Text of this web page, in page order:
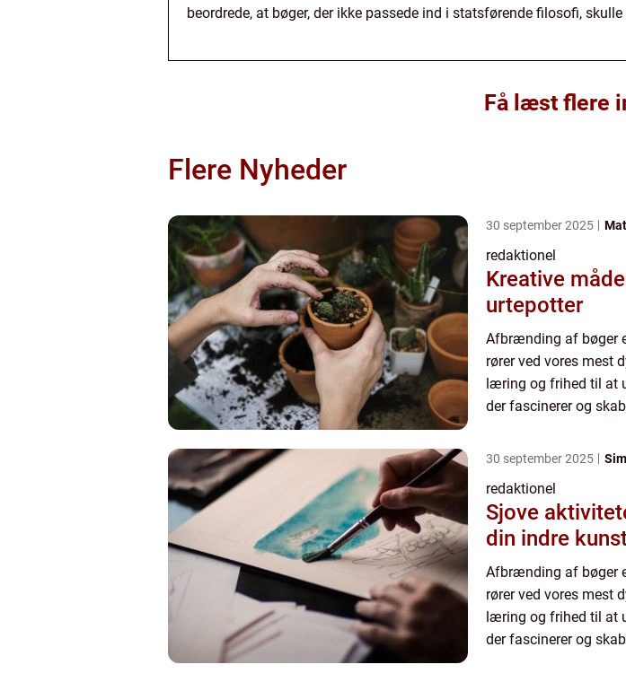
beordrede, at bøger, der ikke passede ind i statsførende filosofi,
Få læst flere
Flere Nyheder
30 september 2025
redaktionel
Kreative
urtepotter
Afbrænding af bøger
rører ved vores mest
læring og frihed til at
der fascinerer og
politi...
30 september 2025
redaktionel
Sjove
din indre
Afbrænding af bøger
rører ved vores mest
læring og frihed til at
der fascinerer og